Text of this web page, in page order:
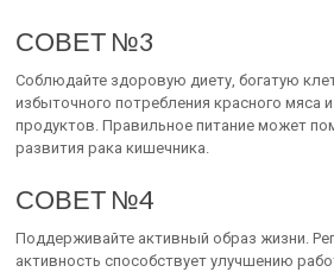
СОВЕТ №3
Соблюдайте здоровую диету, богатую
избыточного потребления красного мяса
продуктов. Правильное питание может
развития рака кишечника.
СОВЕТ №4
Поддерживайте активный образ жизни.
активность способствует улучшению